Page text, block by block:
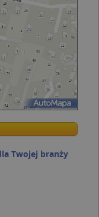
Twojej branży